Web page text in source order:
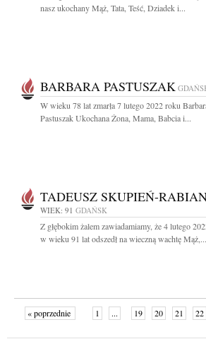
nasz ukochany Mąż, Tata, Teść, Dziadek i...
BARBARA PASTUSZAK
W wieku 78 lat zmarła 7 lutego 2022 roku
Pastuszak Ukochana Żona, Mama, Babcia i...
TADEUSZ SKUPIEŃ-
WIEK: 91 GDAŃSK
Z głębokim żalem zawiadamiamy, że 4 lutego
w wieku 91 lat odszedł na wieczną wachtę Mąż,...
« poprzednie 1 ... 19 20 21 22